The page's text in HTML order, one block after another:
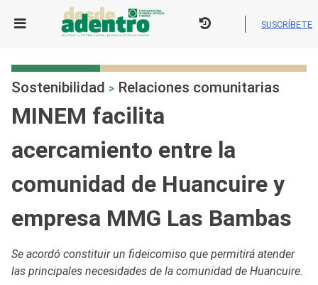
SUSCRÍBETE
Sostenibilidad > Relaciones comunitarias
MINEM facilita
acercamiento entre la
comunidad de Huancuire y
empresa MMG Las Bambas
Se acordó constituir un fideicomiso que permitirá atender
las principales necesidades de la comunidad de Huancuire.